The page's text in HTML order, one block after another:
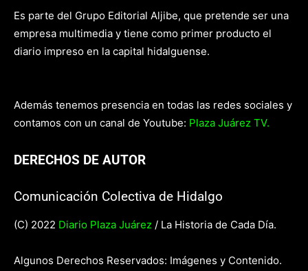
Es parte del Grupo Editorial Aljibe, que pretende ser una
empresa multimedia y tiene como primer producto el
diario impreso en la capital hidalguense.
Además tenemos presencia en todas las redes sociales y
contamos con un canal de Youtube: Plaza Juárez TV.
DERECHOS DE AUTOR
Comunicación Colectiva de Hidalgo
(C) 2022 Diario Plaza Juárez / La Historia de Cada Día.
Algunos Derechos Reservados: Imágenes y Contenido.